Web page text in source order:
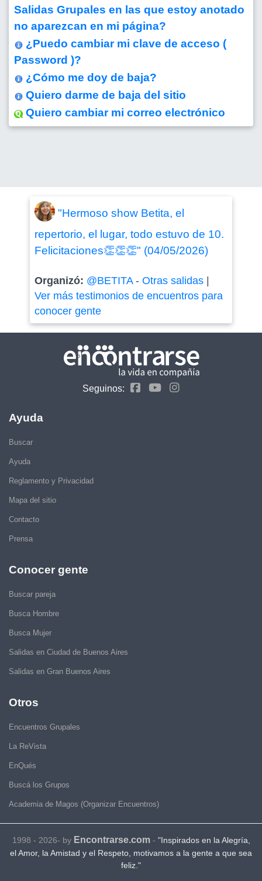
Salidas Grupales en las que estoy anotado
no aparezcan en mi página?
¿Puedo cambiar mi clave de acceso (
Password )?
¿Cómo me doy de baja?
Quiero darme de baja del sitio
Quiero cambiar mi correo electrónico
"Hermoso show Betita, el
repertorio, el lugar, todo estuvo de 10.
Felicitaciones👏👏👏" (04/05/2026)
Organizó: @BETITA- Otras salidas|
Ver más testimonios de encuentros para
conocer gente
Seguinos:
Ayuda
Buscar
Ayuda
Reglamento y Privacidad
Mapa del sitio
Contacto
Prensa
Conocer gente
Buscar pareja
Busca Hombre
Busca Mujer
Salidas en Ciudad de Buenos Aires
Salidas en Gran Buenos Aires
Otros
Encuentros Grupales
La ReVista
EnQués
Buscá los Grupos
Academia de Magos (Organizar Encuentros)
1998 - 2026- by Encontrarse.com- "Inspirados en la Alegría,
el Amor, la Amistad y el Respeto, motivamos a la gente a que sea
feliz."